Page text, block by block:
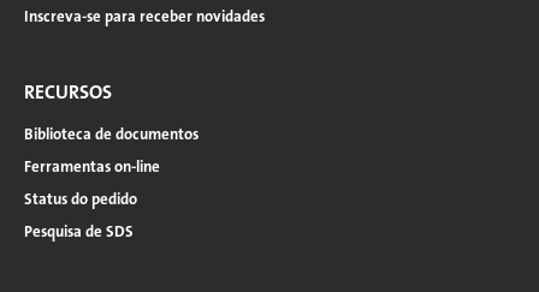
Inscreva-se para receber novidades
RECURSOS
Biblioteca de documentos
Ferramentas on-line
Status do pedido
Pesquisa de SDS